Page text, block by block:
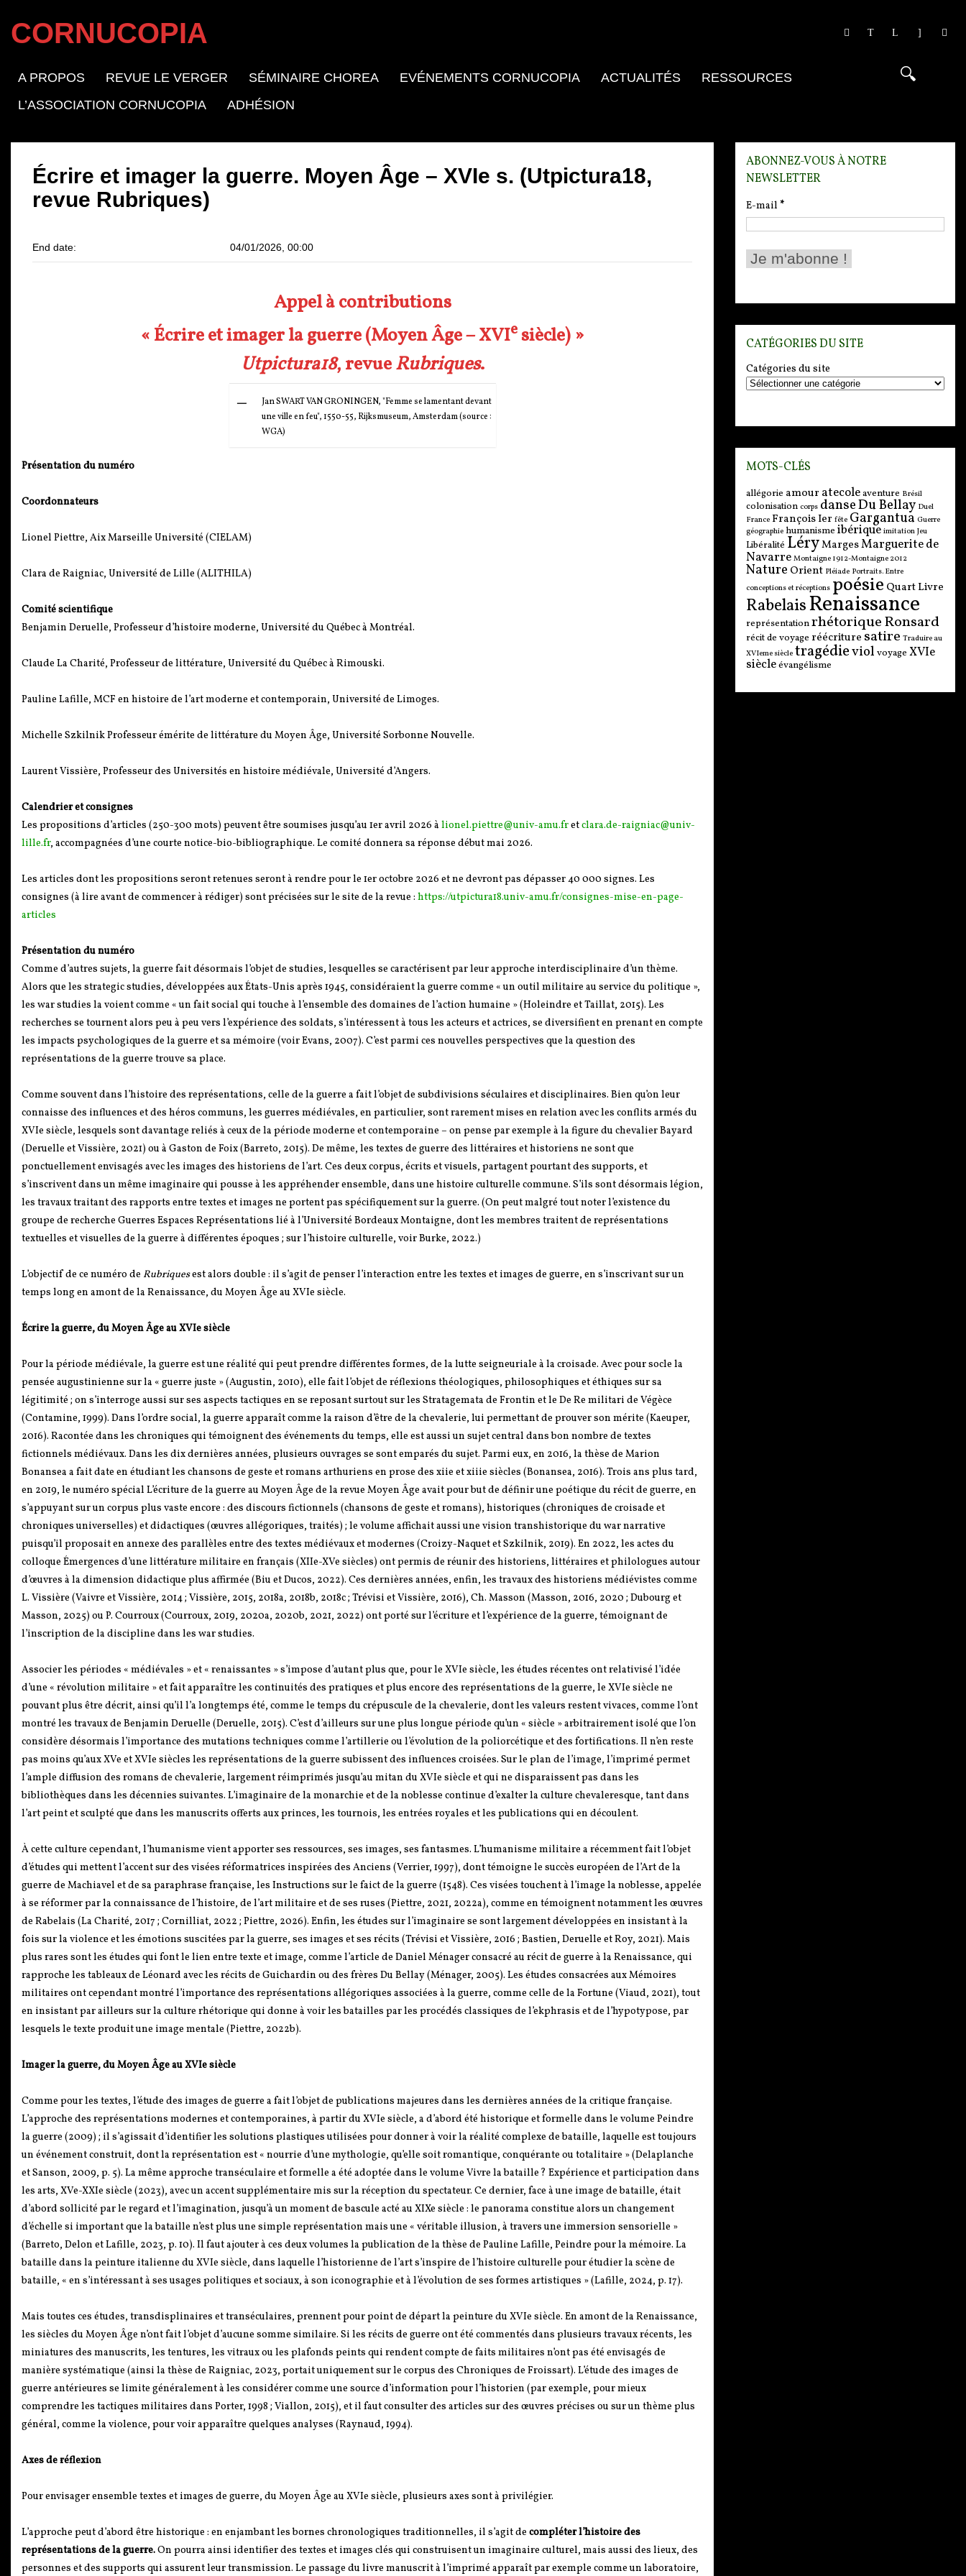
CORNUCOPIA
A PROPOS REVUE LE VERGER SÉMINAIRE CHOREA EVÉNEMENTS CORNUCOPIA ACTUALITÉS
RESSOURCES
L’ASSOCIATION CORNUCOPIA
ADHÉSION
Écrire et imager la guerre. Moyen Âge – XVIe s. (Utpictura18,
revue Rubriques)
End date: 04/01/2026, 00:00
Appel à contributions
« Écrire et imager la guerre (Moyen Âge – XVIesiècle) »
Utpictura18, revueRubriques.
Jan SWART VAN GRONINGEN, "Femme se lamentant devant
une ville en feu", 1550-55, Rijksmuseum, Amsterdam (source :
WGA)
Présentation du numéro
Coordonnateurs
Lionel Piettre, Aix Marseille Université (CIELAM)
Clara de Raigniac, Université de Lille (ALITHILA)
Comité scientifique
Benjamin Deruelle, Professeur d’histoire moderne, Université du Québec à Montréal.
Claude La Charité, Professeur de littérature, Université du Québec à Rimouski.
Pauline Lafille, MCF en histoire de l’art moderne et contemporain, Université de Limoges.
Michelle Szkilnik Professeur émérite de littérature du Moyen Âge, Université Sorbonne Nouvelle.
Laurent Vissière, Professeur des Universités en histoire médiévale, Université d’Angers.
Calendrier et consignes
Les propositions d’articles (250-300 mots) peuvent être soumises jusqu’au 1er avril 2026 à lionel.piettre@univ-amu.fretclara.de-raigniac@univ-
lille.fr, accompagnées d’une courte notice-bio-bibliographique. Le comité donnera sa réponse début mai 2026.
Les articles dont les propositions seront retenues seront à rendre pour le 1er octobre 2026 et ne devront pas dépasser 40 000 signes. Les
consignes (à lire avant de commencer à rédiger) sont précisées sur le site de la revue : https://utpictura18.univ-amu.fr/consignes-mise-en-page-
articles
Présentation du numéro
Comme d’autres sujets, la guerre fait désormais l’objet de studies, lesquelles se caractérisent par leur approche interdisciplinaire d’un thème.
Alors que les strategic studies, développées aux États-Unis après 1945, considéraient la guerre comme « un outil militaire au service du politique »,
les war studies la voient comme « un fait social qui touche à l’ensemble des domaines de l’action humaine » (Holeindre et Taillat, 2015). Les
recherches se tournent alors peu à peu vers l’expérience des soldats, s’intéressent à tous les acteurs et actrices, se diversifient en prenant en compte
les impacts psychologiques de la guerre et sa mémoire (voir Evans, 2007). C’est parmi ces nouvelles perspectives que la question des
représentations de la guerre trouve sa place.
Comme souvent dans l’histoire des représentations, celle de la guerre a fait l’objet de subdivisions séculaires et disciplinaires. Bien qu’on leur
connaisse des influences et des héros communs, les guerres médiévales, en particulier, sont rarement mises en relation avec les conflits armés du
XVIe siècle, lesquels sont davantage reliés à ceux de la période moderne et contemporaine – on pense par exemple à la figure du chevalier Bayard
(Deruelle et Vissière, 2021) ou à Gaston de Foix (Barreto, 2015). De même, les textes de guerre des littéraires et historiens ne sont que
ponctuellement envisagés avec les images des historiens de l’art. Ces deux corpus, écrits et visuels, partagent pourtant des supports, et
s’inscrivent dans un même imaginaire qui pousse à les appréhender ensemble, dans une histoire culturelle commune. S’ils sont désormais légion,
les travaux traitant des rapports entre textes et images ne portent pas spécifiquement sur la guerre. (On peut malgré tout noter l’existence du
groupe de recherche Guerres Espaces Représentations lié à l’Université Bordeaux Montaigne, dont les membres traitent de représentations
textuelles et visuelles de la guerre à différentes époques ; sur l’histoire culturelle, voir Burke, 2022.)
L’objectif de ce numéro de Rubriquesest alors double : il s’agit de penser l’interaction entre les textes et images de guerre, en s’inscrivant sur un
temps long en amont de la Renaissance, du Moyen Âge au XVIe siècle.
Écrire la guerre, du Moyen Âge au XVIe siècle
Pour la période médiévale, la guerre est une réalité qui peut prendre différentes formes, de la lutte seigneuriale à la croisade. Avec pour socle la
pensée augustinienne sur la « guerre juste » (Augustin, 2010), elle fait l’objet de réflexions théologiques, philosophiques et éthiques sur sa
légitimité ; on s’interroge aussi sur ses aspects tactiques en se reposant surtout sur les Stratagemata de Frontin et le De Re militari de Végèce
(Contamine, 1999). Dans l’ordre social, la guerre apparaît comme la raison d’être de la chevalerie, lui permettant de prouver son mérite (Kaeuper,
2016). Racontée dans les chroniques qui témoignent des événements du temps, elle est aussi un sujet central dans bon nombre de textes
fictionnels médiévaux. Dans les dix dernières années, plusieurs ouvrages se sont emparés du sujet. Parmi eux, en 2016, la thèse de Marion
Bonansea a fait date en étudiant les chansons de geste et romans arthuriens en prose des xiie et xiiie siècles (Bonansea, 2016). Trois ans plus tard,
en 2019, le numéro spécial L’écriture de la guerre au Moyen Âge de la revue Moyen Âge avait pour but de définir une poétique du récit de guerre, en
s’appuyant sur un corpus plus vaste encore : des discours fictionnels (chansons de geste et romans), historiques (chroniques de croisade et
chroniques universelles) et didactiques (œuvres allégoriques, traités) ; le volume affichait aussi une vision transhistorique du war narrative
puisqu’il proposait en annexe des parallèles entre des textes médiévaux et modernes (Croizy-Naquet et Szkilnik, 2019). En 2022, les actes du
colloque Émergences d’une littérature militaire en français (XIIe-XVe siècles) ont permis de réunir des historiens, littéraires et philologues autour
d’œuvres à la dimension didactique plus affirmée (Biu et Ducos, 2022). Ces dernières années, enfin, les travaux des historiens médiévistes comme
L. Vissière (Vaivre et Vissière, 2014 ; Vissière, 2015, 2018a, 2018b, 2018c ; Trévisi et Vissière, 2016), Ch. Masson (Masson, 2016, 2020 ; Dubourg et
Masson, 2025) ou P. Courroux (Courroux, 2019, 2020a, 2020b, 2021, 2022) ont porté sur l’écriture et l’expérience de la guerre, témoignant de
l’inscription de la discipline dans les war studies.
Associer les périodes « médiévales » et « renaissantes » s’impose d’autant plus que, pour le XVIe siècle, les études récentes ont relativisé l’idée
d’une « révolution militaire » et fait apparaître les continuités des pratiques et plus encore des représentations de la guerre, le XVIe siècle ne
pouvant plus être décrit, ainsi qu’il l’a longtemps été, comme le temps du crépuscule de la chevalerie, dont les valeurs restent vivaces, comme l’ont
montré les travaux de Benjamin Deruelle (Deruelle, 2015). C’est d’ailleurs sur une plus longue période qu’un « siècle » arbitrairement isolé que l’on
considère désormais l’importance des mutations techniques comme l’artillerie ou l’évolution de la poliorcétique et des fortifications. Il n’en reste
pas moins qu’aux XVe et XVIe siècles les représentations de la guerre subissent des influences croisées. Sur le plan de l’image, l’imprimé permet
l’ample diffusion des romans de chevalerie, largement réimprimés jusqu’au mitan du XVIe siècle et qui ne disparaissent pas dans les
bibliothèques dans les décennies suivantes. L’imaginaire de la monarchie et de la noblesse continue d’exalter la culture chevaleresque, tant dans
l’art peint et sculpté que dans les manuscrits offerts aux princes, les tournois, les entrées royales et les publications qui en découlent.
À cette culture cependant, l’humanisme vient apporter ses ressources, ses images, ses fantasmes. L’humanisme militaire a récemment fait l’objet
d’études qui mettent l’accent sur des visées réformatrices inspirées des Anciens (Verrier, 1997), dont témoigne le succès européen de l’Art de la
guerre de Machiavel et de sa paraphrase française, les Instructions sur le faict de la guerre (1548). Ces visées touchent à l’image la noblesse, appelée
à se réformer par la connaissance de l’histoire, de l’art militaire et de ses ruses (Piettre, 2021, 2022a), comme en témoignent notamment les œuvres
de Rabelais (La Charité, 2017 ; Cornilliat, 2022 ; Piettre, 2026). Enfin, les études sur l’imaginaire se sont largement développées en insistant à la
fois sur la violence et les émotions suscitées par la guerre, ses images et ses récits (Trévisi et Vissière, 2016 ; Bastien, Deruelle et Roy, 2021). Mais
plus rares sont les études qui font le lien entre texte et image, comme l’article de Daniel Ménager consacré au récit de guerre à la Renaissance, qui
rapproche les tableaux de Léonard avec les récits de Guichardin ou des frères Du Bellay (Ménager, 2005). Les études consacrées aux Mémoires
militaires ont cependant montré l’importance des représentations allégoriques associées à la guerre, comme celle de la Fortune (Viaud, 2021), tout
en insistant par ailleurs sur la culture rhétorique qui donne à voir les batailles par les procédés classiques de l’ekphrasis et de l’hypotypose, par
lesquels le texte produit une image mentale (Piettre, 2022b).
Imager la guerre, du Moyen Âge au XVIe siècle
Comme pour les textes, l’étude des images de guerre a fait l’objet de publications majeures dans les dernières années de la critique française.
L’approche des représentations modernes et contemporaines, à partir du XVIe siècle, a d’abord été historique et formelle dans le volume Peindre
la guerre (2009) ; il s’agissait d’identifier les solutions plastiques utilisées pour donner à voir la réalité complexe de bataille, laquelle est toujours
un événement construit, dont la représentation est « nourrie d’une mythologie, qu’elle soit romantique, conquérante ou totalitaire » (Delaplanche
et Sanson, 2009, p. 5). La même approche transéculaire et formelle a été adoptée dans le volume Vivre la bataille ? Expérience et participation dans
les arts, XVe-XXIe siècle (2023), avec un accent supplémentaire mis sur la réception du spectateur. Ce dernier, face à une image de bataille, était
d’abord sollicité par le regard et l’imagination, jusqu’à un moment de bascule acté au XIXe siècle : le panorama constitue alors un changement
d’échelle si important que la bataille n’est plus une simple représentation mais une « véritable illusion, à travers une immersion sensorielle »
(Barreto, Delon et Lafille, 2023, p. 10). Il faut ajouter à ces deux volumes la publication de la thèse de Pauline Lafille, Peindre pour la mémoire. La
bataille dans la peinture italienne du XVIe siècle, dans laquelle l’historienne de l’art s’inspire de l’histoire culturelle pour étudier la scène de
bataille, « en s’intéressant à ses usages politiques et sociaux, à son iconographie et à l’évolution de ses formes artistiques » (Lafille, 2024, p. 17).
Mais toutes ces études, transdisplinaires et transéculaires, prennent pour point de départ la peinture du XVIe siècle. En amont de la Renaissance,
les siècles du Moyen Âge n’ont fait l’objet d’aucune somme similaire. Si les récits de guerre ont été commentés dans plusieurs travaux récents, les
miniatures des manuscrits, les tentures, les vitraux ou les plafonds peints qui rendent compte de faits militaires n’ont pas été envisagés de
manière systématique (ainsi la thèse de Raigniac, 2023, portait uniquement sur le corpus des Chroniques de Froissart). L’étude des images de
guerre antérieures se limite généralement à les considérer comme une source d’information pour l’historien (par exemple, pour mieux
comprendre les tactiques militaires dans Porter, 1998 ; Viallon, 2015), et il faut consulter des articles sur des œuvres précises ou sur un thème plus
général, comme la violence, pour voir apparaître quelques analyses (Raynaud, 1994).
Axes de réflexion
Pour envisager ensemble textes et images de guerre, du Moyen Âge au XVIe siècle, plusieurs axes sont à privilégier.
L’approche peut d’abord être historique : en enjambant les bornes chronologiques traditionnelles, il s’agit de compléter l’histoire des
représentations de la guerre.On pourra ainsi identifier des textes et images clés qui construisent un imaginaire culturel, mais aussi des lieux, des
personnes et des supports qui assurent leur transmission. Le passage du livre manuscrit à l’imprimé apparaît par exemple comme un laboratoire,
ABONNEZ-VOUS À NOTRE
NEWSLETTER
E-mail *
CATÉGORIES DU SITE
Catégories du site
MOTS-CLÉS
allégorie amour atecoleaventure Brésil
colonisation corps danseDu Bellay Duel
France François Ier fête Gargantua Guerre
géographie humanisme ibérique imitation Jeu
Libéralité LéryMargesMarguerite de
Navarre Montaigne 1912-Montaigne 2012
Nature Orient Pléiade Portraits. Entre
conceptions et réceptions poésie Quart Livre
RabelaisRenaissance
représentationrhétoriqueRonsard
récit de voyage réécriture satire Traduire au
XVIeme siècle tragédieviol voyage XVIe
siècleévangélisme